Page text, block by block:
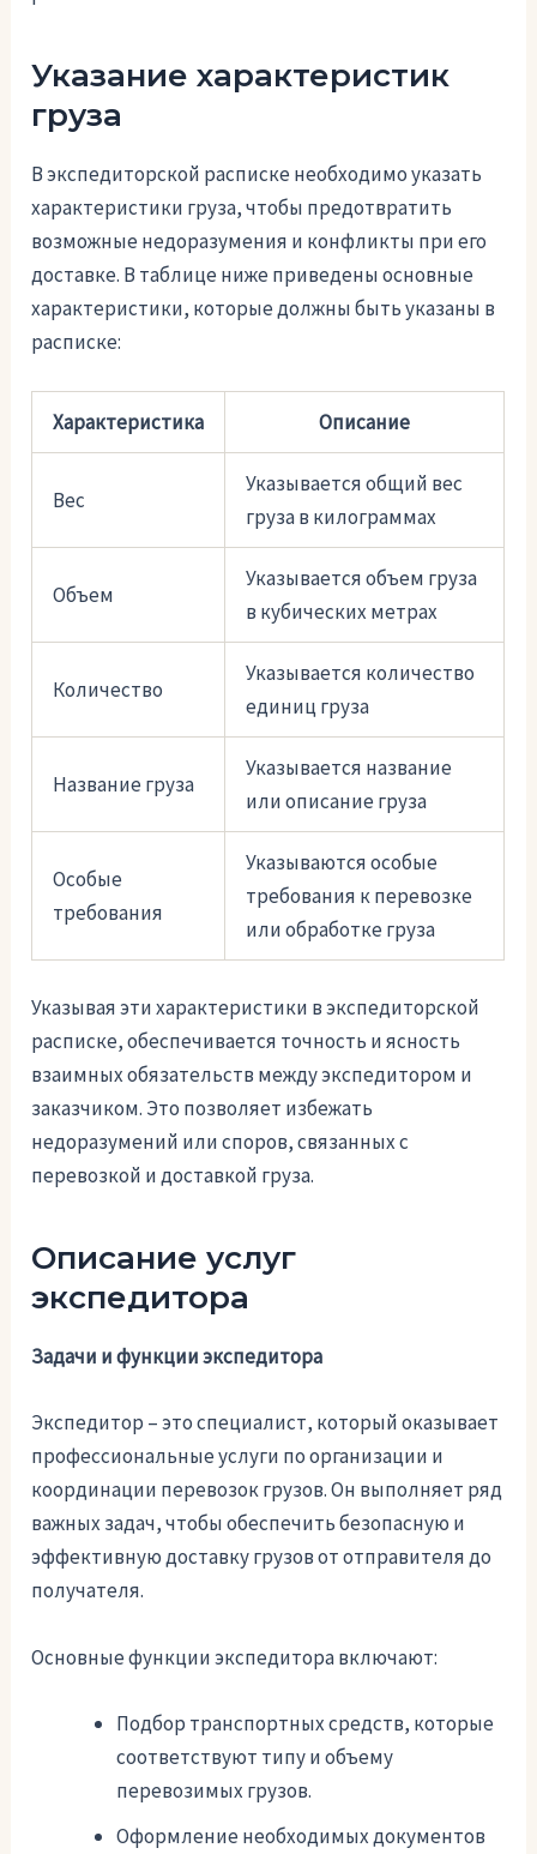
Указание характеристик
груза
В экспедиторской расписке необходимо указать
характеристики груза, чтобы предотвратить
возможные недоразумения и конфликты при его
доставке. В таблице ниже приведены основные
характеристики, которые должны быть указаны в
расписке:
Характеристика Описание
Вес
Указывается общий вес
груза в килограммах
Объем
Указывается объем груза
в кубических метрах
Количество
Указывается количество
единиц груза
Название груза
Указывается название
или описание груза
Особые
требования
Указываются особые
требования к перевозке
или обработке груза
Указывая эти характеристики в экспедиторской
расписке, обеспечивается точность и ясность
взаимных обязательств между экспедитором и
заказчиком. Это позволяет избежать
недоразумений или споров, связанных с
перевозкой и доставкой груза.
Описание услуг
экспедитора
Задачи и функции экспедитора
Экспедитор – это специалист, который оказывает
профессиональные услуги по организации и
координации перевозок грузов. Он выполняет ряд
важных задач, чтобы обеспечить безопасную и
эффективную доставку грузов от отправителя до
получателя.
Основные функции экспедитора включают:
Подбор транспортных средств, которые
соответствуют типу и объему
перевозимых грузов.
Оформление необходимых документов